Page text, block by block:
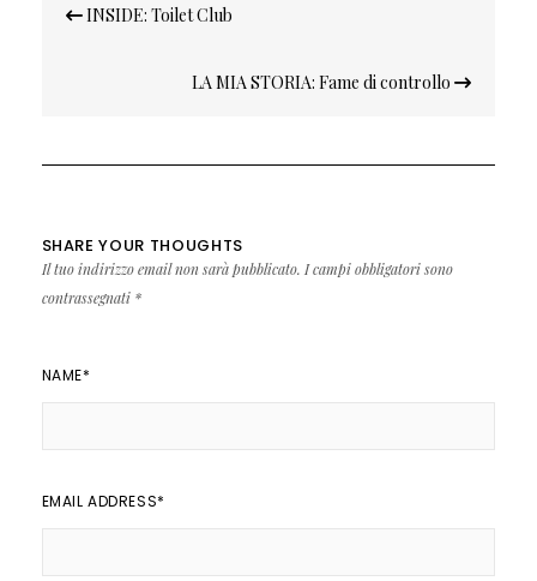
Navigazione
INSIDE: Toilet Club
LA MIA STORIA: Fame di controllo
SHARE YOUR THOUGHTS
Il tuo indirizzo email non sarà pubblicato. I campi obbligatori sono
contrassegnati *
NAME*
EMAIL ADDRESS*